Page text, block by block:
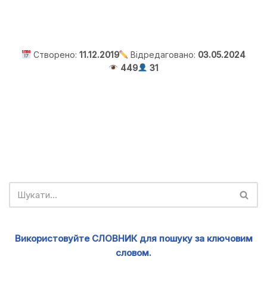
Створено: 11.12.2019 Відредаговано: 03.05.2024
449
31
Використовуйте СЛОВНИК для пошуку за ключовим
словом.